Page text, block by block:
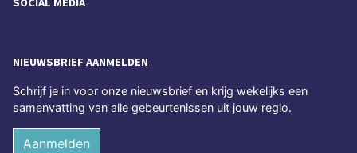
NIEUWSBRIEF AANMELDEN
Schrijf je in voor onze nieuwsbrief en krijg wekelijks een
samenvatting van alle gebeurtenissen uit jouw regio.
Aanmelden